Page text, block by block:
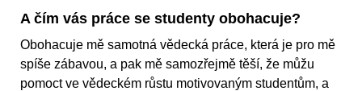
A čím vás práce se studenty obohacuje?
Obohacuje mě samotná vědecká práce, která je pro mě
spíše zábavou, a pak mě samozřejmě těší, že můžu
pomoct ve vědeckém růstu motivovaným studentům, a